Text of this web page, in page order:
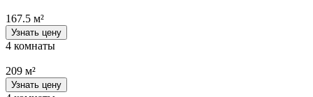
167.5 м²
Узнать цену
4 комнаты
209 м²
Узнать цену